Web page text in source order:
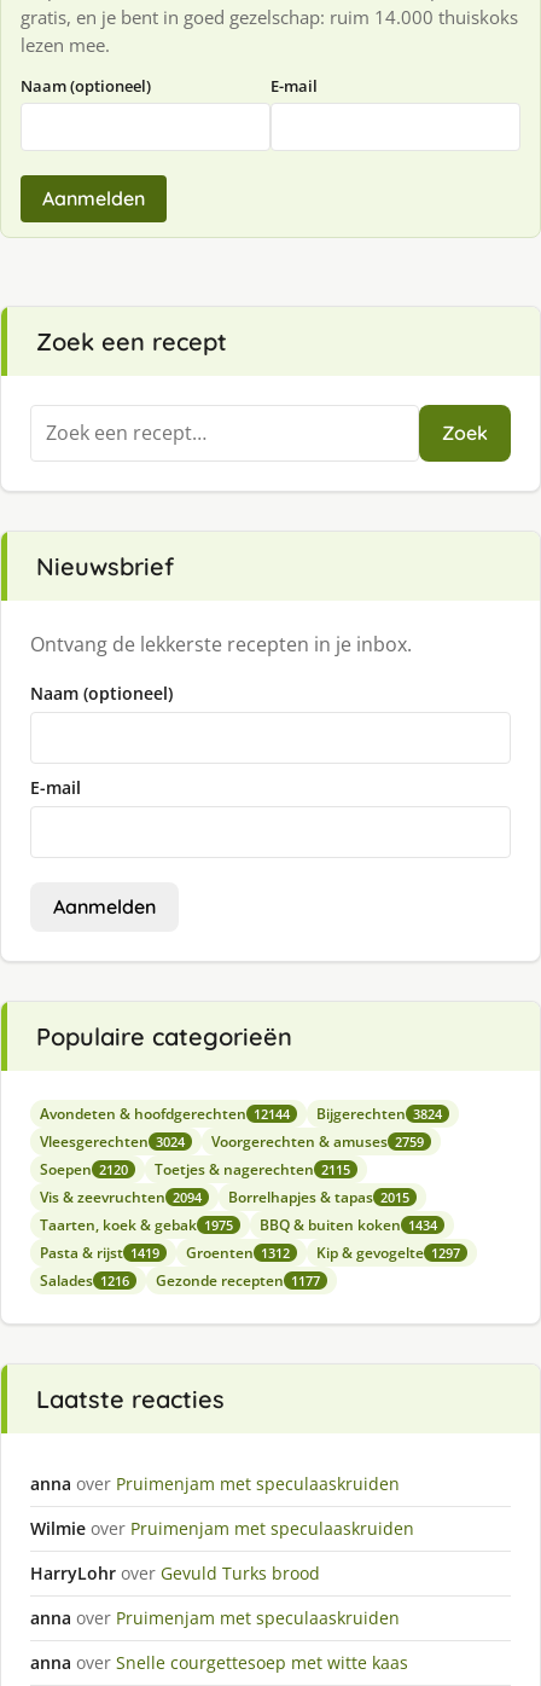
gratis, en je bent in goed gezelschap: ruim 14.000 thuiskoks
lezen mee.
Naam (optioneel) E-mail
Aanmelden
Zoek een recept
Zoeken
naar:
Zoek
Nieuwsbrief
Ontvang de lekkerste recepten in je inbox.
Naam (optioneel)
E-mail
Aanmelden
Populaire categorieën
Avondeten & hoofdgerechten 12144 Bijgerechten 3824
Vleesgerechten 3024 Voorgerechten & amuses 2759
Soepen 2120 Toetjes & nagerechten 2115
Vis & zeevruchten 2094 Borrelhapjes & tapas 2015
Taarten, koek & gebak 1975 BBQ & buiten koken 1434
Pasta & rijst 1419 Groenten 1312 Kip & gevogelte 1297
Salades 1216 Gezonde recepten 1177
Laatste reacties
anna over Pruimenjam met speculaaskruiden
Wilmie over Pruimenjam met speculaaskruiden
HarryLohr over Gevuld Turks brood
anna over Pruimenjam met speculaaskruiden
anna over Snelle courgettesoep met witte kaas